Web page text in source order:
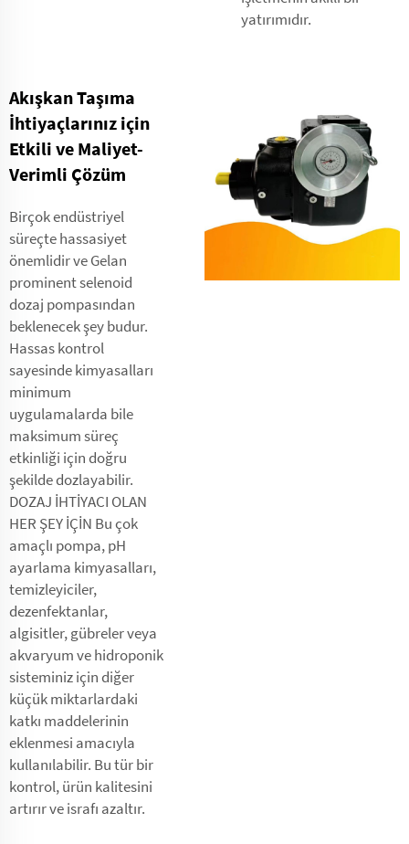
yatırımıdır.
Akışkan Taşıma
İhtiyaçlarınız için
Etkili ve Maliyet-
Verimli Çözüm
Birçok endüstriyel
süreçte hassasiyet
önemlidir ve Gelan
prominent selenoid
dozaj pompasından
beklenecek şey budur.
Hassas kontrol
sayesinde kimyasalları
minimum
uygulamalarda bile
maksimum süreç
etkinliği için doğru
şekilde dozlayabilir.
DOZAJ İHTİYACI OLAN
HER ŞEY İÇİN Bu çok
amaçlı pompa, pH
ayarlama kimyasalları,
temizleyiciler,
dezenfektanlar,
algisitler, gübreler veya
akvaryum ve hidroponik
sisteminiz için diğer
küçük miktarlardaki
katkı maddelerinin
eklenmesi amacıyla
kullanılabilir. Bu tür bir
kontrol, ürün kalitesini
artırır ve israfı azaltır.